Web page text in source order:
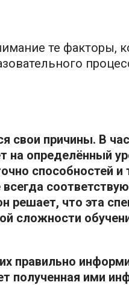
те факторы,
свои причины. В
на определённый
способностей
решает, что эта
сложности
правильно
полученная ими